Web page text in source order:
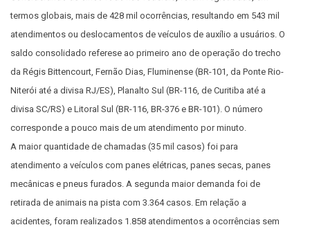
termos globais, mais de 428 mil ocorrências, resultando em 543 mil
atendimentos ou deslocamentos de veículos de auxílio a usuários. O
saldo consolidado referese ao primeiro ano de operação do trecho
da Régis Bittencourt, Fernão Dias, Fluminense (BR-101, da Ponte Rio-
Niterói até a divisa RJ/ES), Planalto Sul (BR-116, de Curitiba até a
divisa SC/RS) e Litoral Sul (BR-116, BR-376 e BR-101). O número
corresponde a pouco mais de um atendimento por minuto.
A maior quantidade de chamadas (35 mil casos) foi para
atendimento a veículos com panes elétricas, panes secas, panes
mecânicas e pneus furados. A segunda maior demanda foi de
retirada de animais na pista com 3.364 casos. Em relação a
acidentes, foram realizados 1.858 atendimentos a ocorrências sem